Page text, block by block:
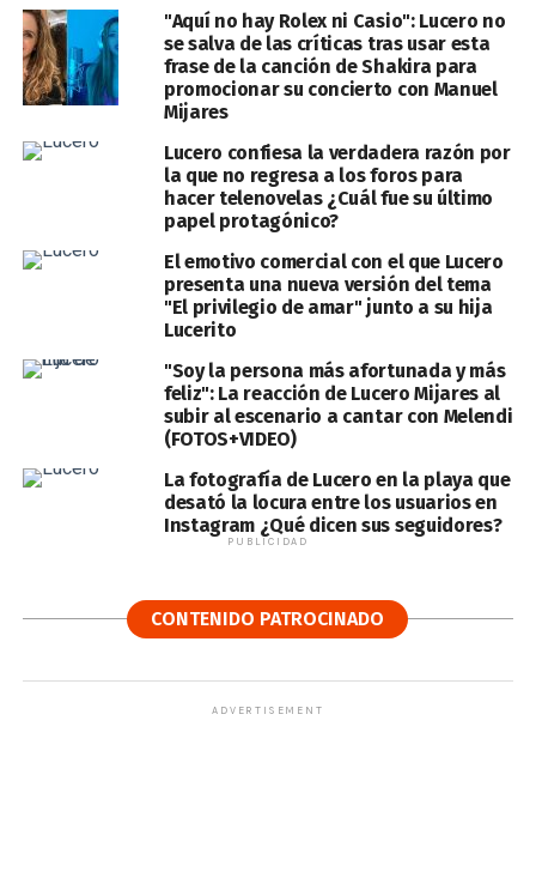
"Aquí no hay Rolex ni Casio": Lucero no
se salva de las críticas tras usar esta
frase de la canción de Shakira para
promocionar su concierto con Manuel
Mijares
Lucero confiesa la verdadera razón por
la que no regresa a los foros para
hacer telenovelas ¿Cuál fue su último
papel protagónico?
El emotivo comercial con el que Lucero
presenta una nueva versión del tema
"El privilegio de amar" junto a su hija
Lucerito
"Soy la persona más afortunada y más
feliz": La reacción de Lucero Mijares al
subir al escenario a cantar con Melendi
(FOTOS+VIDEO)
La fotografía de Lucero en la playa que
desató la locura entre los usuarios en
Instagram ¿Qué dicen sus seguidores?
PUBLICIDAD
CONTENIDO PATROCINADO
ADVERTISEMENT